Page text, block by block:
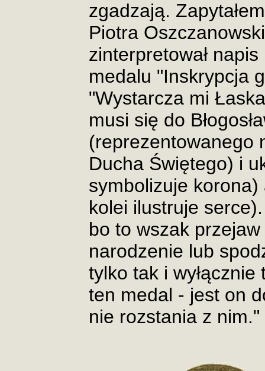
zgadzają.
Piotra
zinterpretował
medalu "Inskrypcja
"Wystarcza mi
musi się do
(reprezentowanego
Ducha Świętego) i
symbolizuje korona)
kolei ilustruje
bo to wszak
narodzenie lub
tylko tak i
ten medal - jest on
nie rozstania z nim."